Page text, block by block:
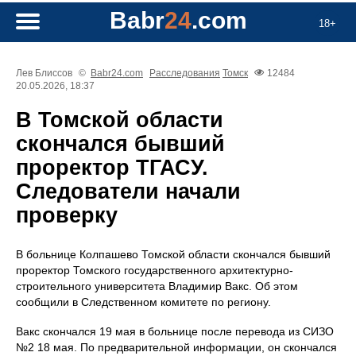
18+
Babr24.com
Лев Блиссов © Babr24.com Расследования Томск
12484
20.05.2026, 18:37
В Томской области
скончался бывший
проректор ТГАСУ.
Следователи начали
проверку
В больнице Колпашево Томской области скончался бывший
проректор Томского государственного архитектурно-
строительного университета Владимир Вакс. Об этом
сообщили в Следственном комитете по региону.
Вакс скончался 19 мая в больнице после перевода из СИЗО
№2 18 мая. По предварительной информации, он скончался